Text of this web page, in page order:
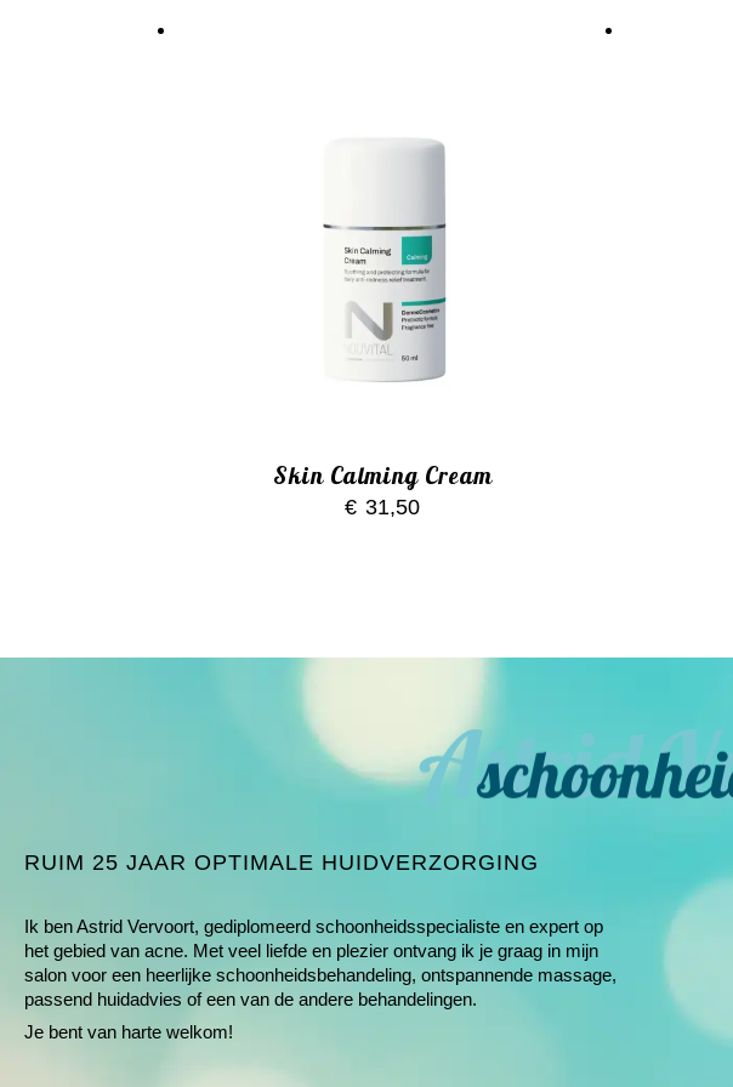
Skin Calming Cream
€ 31,50
RUIM 25 JAAR OPTIMALE HUIDVERZORGING
Ik ben Astrid Vervoort, gediplomeerd schoonheids­specialiste en expert op
het gebied van acne. Met veel liefde en plezier ontvang ik je graag in mijn
salon voor een heerlijke schoonheids­behandeling, ontspannende massage,
passend huidadvies of een van de andere behandelingen.
Je bent van harte welkom!